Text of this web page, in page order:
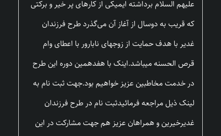
علیهم السلام برداشته ایمیکی از کارهای پر خیر و برکتی
که قریب به دوسال از آغاز آن می‌گذرد طرح فرزندان
غدیر با هدف حمایت از زوجهای نابارور با اعطای وام
قرص الحسنه میباشد.اینک با هفدهمین دوره این طرح
در خدمت مخاطبین عزیز خواهیم بود.جهت ثبت نام به
لینک ذیل مراجعه فرمائیدثبت نام در طرح فرزندان
غدیرخیرین و همراهان عزیز هم جهت مشارکت در این